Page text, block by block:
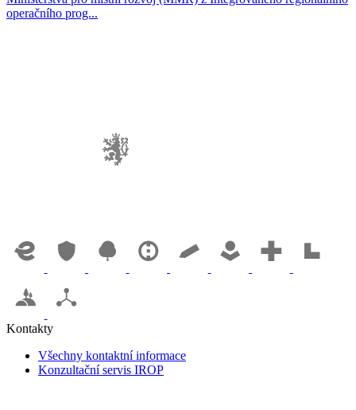
operačního prog...
Kontakty
Všechny kontaktní informace
Konzultační servis IROP